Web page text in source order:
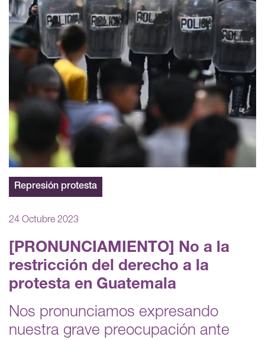
Represión protesta
24 Octubre 2023
[PRONUNCIAMIENTO] No a la
restricción del derecho a la
protesta en Guatemala
Nos pronunciamos expresando
nuestra grave preocupación ante